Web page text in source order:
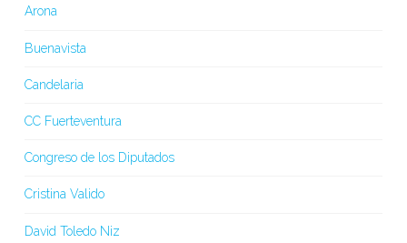
Arona
Buenavista
Candelaria
CC Fuerteventura
Congreso de los Diputados
Cristina Valido
David Toledo Niz